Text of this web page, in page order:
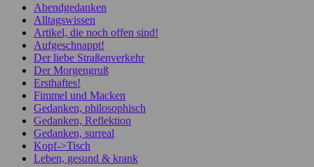
Abendgedanken
Alltagswissen
Artikel, die noch offen sind!
Aufgeschnappt!
Der liebe Straßenverkehr
Der Morgengruß
Ersthaftes!
Fimmel und Macken
Gedanken, philosophisch
Gedanken, Reflektion
Gedanken, surreal
Kopf->Tisch
Leben, gesund & krank